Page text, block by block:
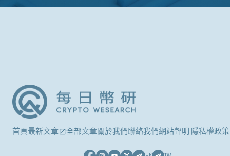
首頁最新文章 全部文章關於我們聯絡我們網站聲明 隱私權政策